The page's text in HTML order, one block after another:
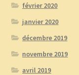
février 2020
janvier 2020
décembre 2019
novembre 2019
avril 2019